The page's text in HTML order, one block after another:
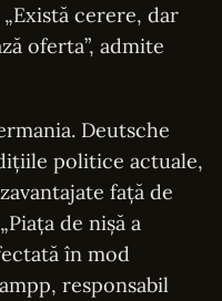
cerere, dar
oferta”, admite
Deutsche
politice actuale,
față de
de nișă a
în mod
responsabil